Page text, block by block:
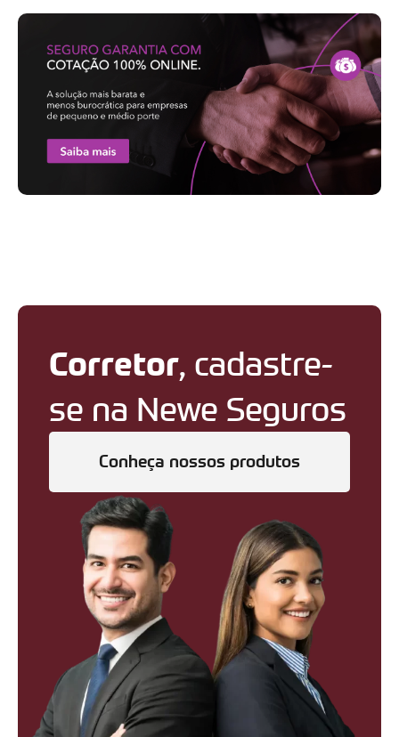
Corretor, cadastre-
se na Newe Seguros
Conheça nossos produtos